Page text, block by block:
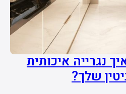
נגרייה איכותית
שלך?